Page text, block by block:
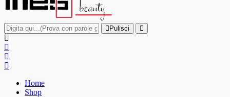
Pulisci
Home
Shop